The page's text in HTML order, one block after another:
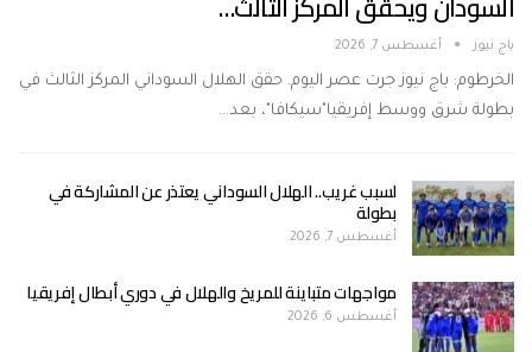
باج نيوز أغسطس 7, 2026
الخرطوم: باج نيوز جرت عصر اليوم. حقق الهلال السوداني المركز الثالث في
بطولة شرق ووسط إفريقيا"سيكافا"، بعد…
لسبب غريب.. الهلال السوداني يعتذر عن المشاركة في
بطولة
أغسطس 7, 2026
مواجهات متباينة للمريخ والهلال في دوري أبطال إفريقيا
أغسطس 6, 2026